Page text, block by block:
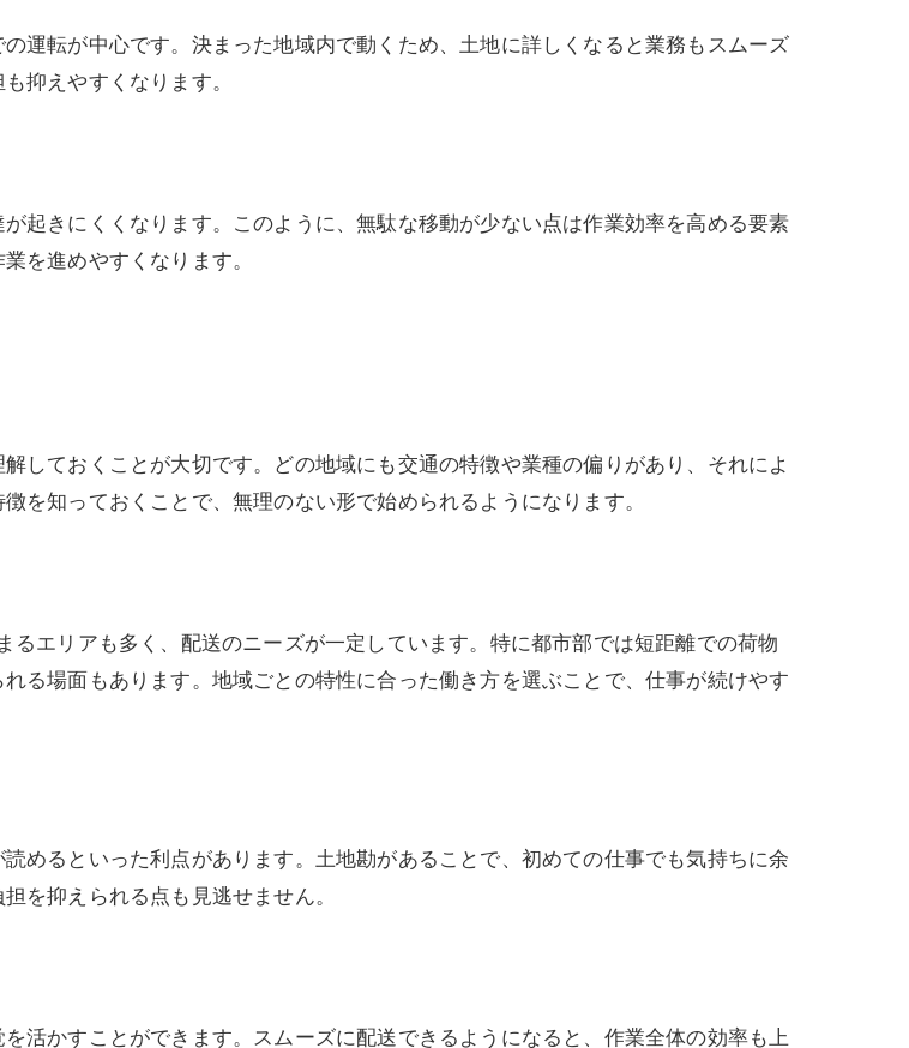
運転が中心です。決まった地域内で動くため、土地に詳しくなると業務もスムーズ
抑えやすくなります。
起きにくくなります。このように、無駄な移動が少ない点は作業効率を高める要素
を進めやすくなります。
しておくことが大切です。どの地域にも交通の特徴や業種の偏りがあり、それによ
を知っておくことで、無理のない形で始められるようになります。
エリアも多く、配送のニーズが一定しています。特に都市部では短距離での荷物
る場面もあります。地域ごとの特性に合った働き方を選ぶことで、仕事が続けやす
めるといった利点があります。土地勘があることで、初めての仕事でも気持ちに余
を抑えられる点も見逃せません。
活かすことができます。スムーズに配送できるようになると、作業全体の効率も上